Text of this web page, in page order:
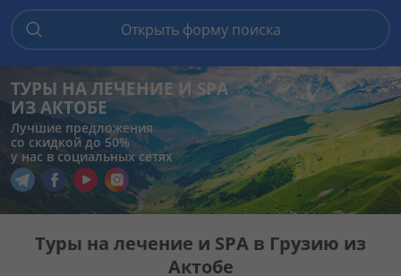
Горящие туры
Цены на туры
Страны
Туры
Открыть форму поиска
ТУРЫ НА ЛЕЧЕНИЕ И SPA
ИЗ АКТОБЕ
Лучшие предложения
со скидкой до 50%
у нас в социальных сетях
Перейти в наш Telegram
Перейти в наш Facebook
Перейти в наш YouTube
Перейти в наш Instagram
Туры на лечение и SPA в Грузию из
Актобе